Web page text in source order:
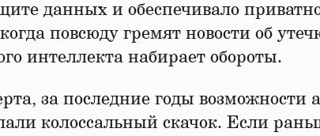
данных и обеспечивало
повсюду гремят новости об
интеллекта набирает обороты.
за последние годы возможности
колоссальный скачок. Если